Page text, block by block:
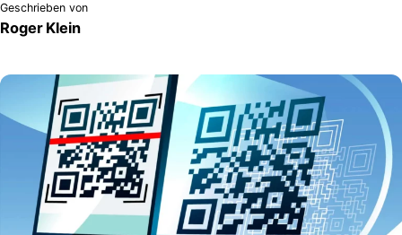
Geschrieben von
Roger Klein